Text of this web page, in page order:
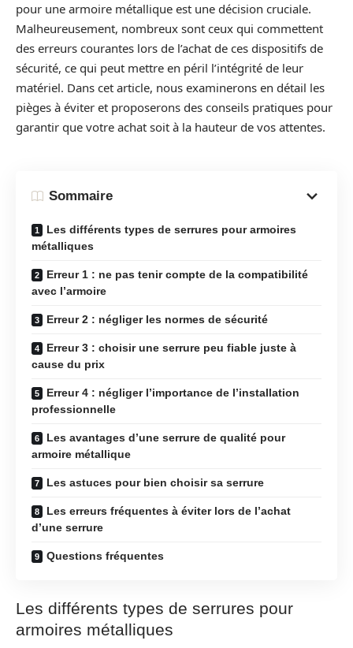
pour une armoire métallique est une décision cruciale.
Malheureusement, nombreux sont ceux qui commettent
des erreurs courantes lors de l’achat de ces dispositifs de
sécurité, ce qui peut mettre en péril l’intégrité de leur
matériel. Dans cet article, nous examinerons en détail les
pièges à éviter et proposerons des conseils pratiques pour
garantir que votre achat soit à la hauteur de vos attentes.
Sommaire
Les différents types de serrures pour armoires
métalliques
Erreur 1 : ne pas tenir compte de la compatibilité
avec l’armoire
Erreur 2 : négliger les normes de sécurité
Erreur 3 : choisir une serrure peu fiable juste à
cause du prix
Erreur 4 : négliger l’importance de l’installation
professionnelle
Les avantages d’une serrure de qualité pour
armoire métallique
Les astuces pour bien choisir sa serrure
Les erreurs fréquentes à éviter lors de l’achat
d’une serrure
Questions fréquentes
Les différents types de serrures pour
armoires métalliques